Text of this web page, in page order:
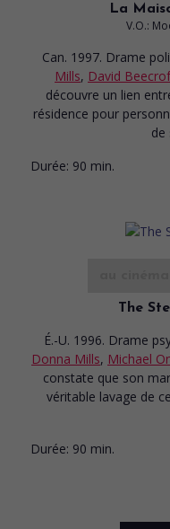
La
V.O.:
Can. 1997. Drame
Mills, David
découvre un lien
résidence pour
de
Durée: 90 min.
The
É.-U. 1996. Drame
Donna Mills, Michael
constate que son
véritable lavage de
Durée: 90 min.